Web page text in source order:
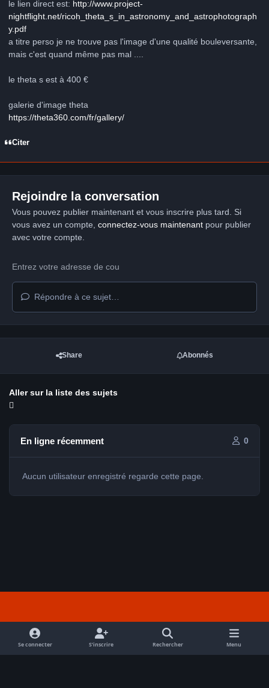
le lien direct est: http://www.project-
nightflight.net/ricoh_theta_s_in_astronomy_and_astrophotograph
y.pdf
a titre perso je ne trouve pas l'image d'une qualité bouleversante,
mais c'est quand même pas mal ....
le theta s est à 400 €
galerie d'image theta
https://theta360.com/fr/gallery/
Citer
Rejoindre la conversation
Vous pouvez publier maintenant et vous inscrire plus tard. Si
vous avez un compte, connectez-vous maintenantpour publier
avec votre compte.
Répondre à ce sujet…
Share Abonnés
Aller sur la liste des sujets
En ligne récemment 0
Aucun utilisateur enregistré regarde cette page.
f
a
c
Se connecter S’inscrire Rechercher Menu